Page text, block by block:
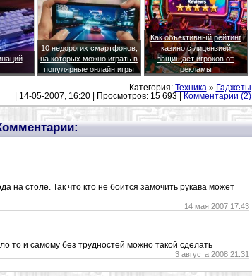
10 недорогих смартфонов,
на которых можно играть в
популярные онлайн игры
Как объективный рейтинг
казино с лицензией
защищает игроков от
рекламы
Категория: Техника » Гаджеты
| 14-05-2007, 16:20 | Просмотров: 15 693 |
Комментарии (2)
на столе. Так что кто не боится замочить рукава может
14 мая 2007 17:43
то и самому без трудностей можно такой сделать
3 августа 2008 21:31